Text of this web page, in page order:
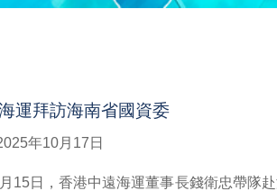
運拜訪海南省國資委
年10月17日
日，香港中遠海運董事長錢衛忠帶隊